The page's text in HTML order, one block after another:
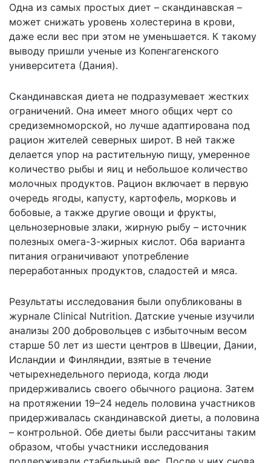
Одна из самых простых диет – скандинавская –
может снижать уровень холестерина в крови,
даже если вес при этом не уменьшается. К такому
выводу пришли ученые из Копенгагенского
университета (Дания).
Скандинавская диета не подразумевает жестких
ограничений. Она имеет много общих черт со
средиземноморской, но лучше адаптирована под
рацион жителей северных широт. В ней также
делается упор на растительную пищу, умеренное
количество рыбы и яиц и небольшое количество
молочных продуктов. Рацион включает в первую
очередь ягоды, капусту, картофель, морковь и
бобовые, а также другие овощи и фрукты,
цельнозерновые злаки, жирную рыбу – источник
полезных омега-3-жирных кислот. Оба варианта
питания ограничивают употребление
переработанных продуктов, сладостей и мяса.
Результаты исследования были опубликованы в
журнале Clinical Nutrition. Датские ученые изучили
анализы 200 добровольцев с избыточным весом
старше 50 лет из шести центров в Швеции, Дании,
Исландии и Финляндии, взятые в течение
четырехнедельного периода, когда люди
придерживались своего обычного рациона. Затем
на протяжении 19–24 недель половина участников
придерживалась скандинавской диеты, а половина
– контрольной. Обе диеты были рассчитаны таким
образом, чтобы участники исследования